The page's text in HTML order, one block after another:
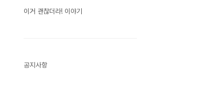
이거 괜찮더라! 이야기
공지사항